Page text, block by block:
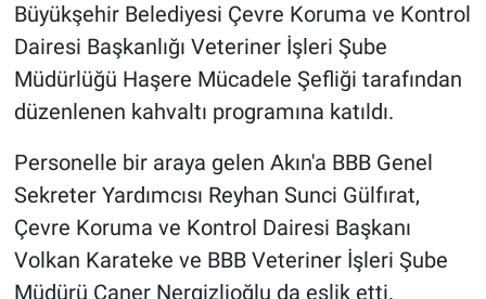
Büyükşehir Belediyesi Çevre Koruma ve Kontrol
Dairesi Başkanlığı Veteriner İşleri Şube
Müdürlüğü Haşere Mücadele Şefliği tarafından
düzenlenen kahvaltı programına katıldı.
Personelle bir araya gelen Akın'a BBB Genel
Sekreter Yardımcısı Reyhan Sunci Gülfırat,
Çevre Koruma ve Kontrol Dairesi Başkanı
Volkan Karateke ve BBB Veteriner İşleri Şube
Müdürü Caner Nergizlioğlu da eşlik etti.